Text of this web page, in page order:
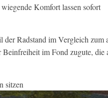
Komfort lassen sofort
Radstand im Vergleich zum
im Fond zugute, die